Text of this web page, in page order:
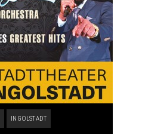
INGOLSTADT